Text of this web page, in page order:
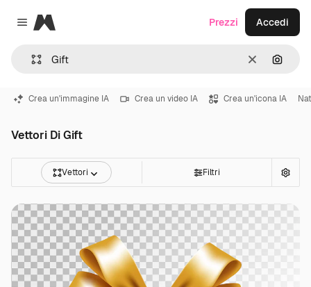
Close menu
Magnific
CancellaCerca
Prezzi Accedi
Crea un'immagine IA Crea un video IA Crea un'icona IA
Vettori Di Gift
Vettori Filtri